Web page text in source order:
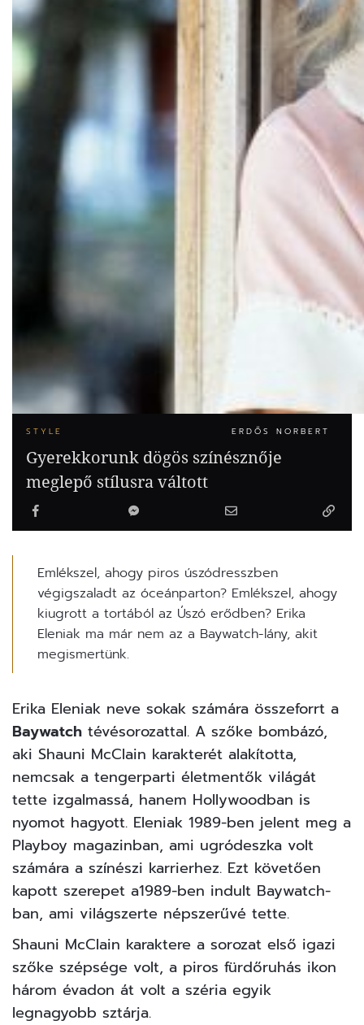
STYLE ERDŐS NORBERT
Gyerekkorunk dögös színésznője
meglepő stílusra váltott
Emlékszel, ahogy piros úszódresszben
végigszaladt az óceánparton? Emlékszel, ahogy
kiugrott a tortából az Úszó erődben? Erika
Eleniak ma már nem az a Baywatch-lány, akit
megismertünk.
Erika Eleniak neve sokak számára összeforrt a
Baywatch tévésorozattal. A szőke bombázó,
aki Shauni McClain karakterét alakította,
nemcsak a tengerparti életmentők világát
tette izgalmassá, hanem Hollywoodban is
nyomot hagyott. Eleniak 1989-ben jelent meg a
Playboy magazinban, ami ugródeszka volt
számára a színészi karrierhez. Ezt követően
kapott szerepet a1989-ben indult Baywatch-
ban, ami világszerte népszerűvé tette.
Shauni McClain karaktere a sorozat első igazi
szőke szépsége volt, a piros fürdőruhás ikon
három évadon át volt a széria egyik
legnagyobb sztárja.